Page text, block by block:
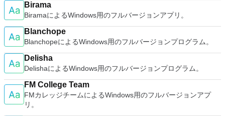
Birama
BiramaによるWindows用のフルバージョンアプリ。
Blanchope
BlanchopeによるWindows用のフルバージョンプログラム。
Delisha
DelishaによるWindows用のフルバージョンプログラム。
FM College Team
FMカレッジチームによるWindows用のフルバージョンアプ
リ。